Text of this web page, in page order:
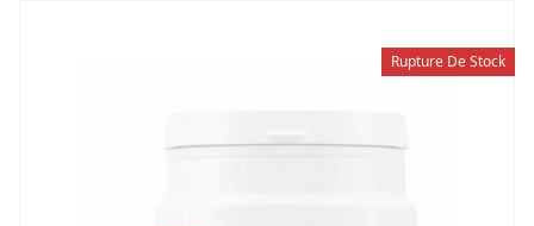
Rupture De Stock